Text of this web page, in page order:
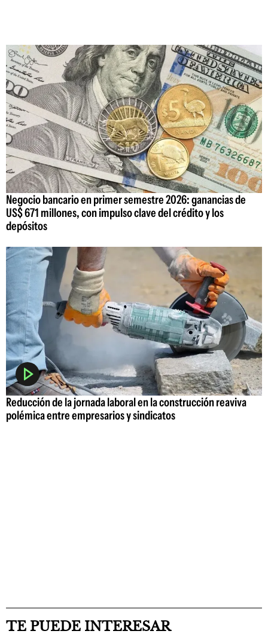
Negocio bancario en primer semestre 2026: ganancias de
US$ 671 millones, con impulso clave del crédito y los
depósitos
Reducción de la jornada laboral en la construcción reaviva
polémica entre empresarios y sindicatos
TE PUEDE INTERESAR